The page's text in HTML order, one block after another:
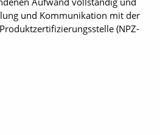
und Kommunikation mit der
(NPZ-